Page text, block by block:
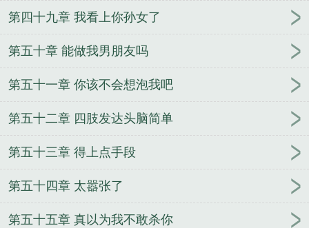
第四十九章 我看上你孙女了
第五十章 能做我男朋友吗
第五十一章 你该不会想泡我吧
第五十二章 四肢发达头脑简单
第五十三章 得上点手段
第五十四章 太嚣张了
第五十五章 真以为我不敢杀你